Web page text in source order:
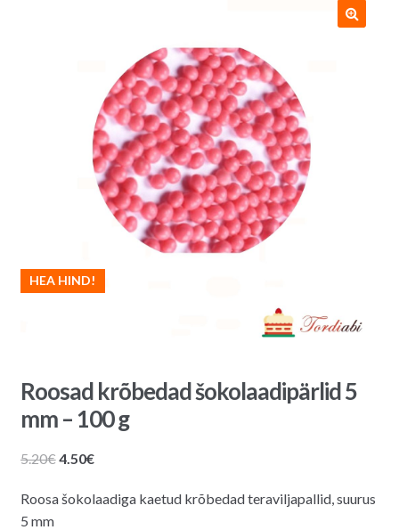
HEA HIND!
Roosad krõbedad šokolaadipärlid 5
mm – 100 g
5.20€Algne
oli:
4.50€Praegune
on:
Roosa šokolaadiga kaetud krõbedad teraviljapallid, suurus
5 mm